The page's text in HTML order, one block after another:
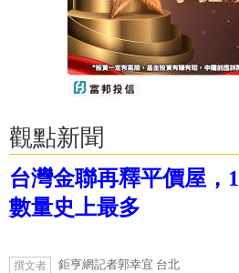
觀點新聞
台灣金聯再釋平價屋，
數量史上最多
撰文者 鉅亨網記者郭幸宜 台北